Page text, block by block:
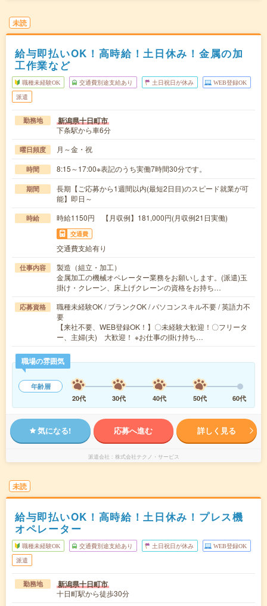
未読
給与即払いOK！高時給！土日休み！金属の加
工作業など
職種未経験OK 交通費別途支給あり 土日祝日が休み WEB登録OK
派遣
勤務地 新潟県十日町市
下条駅から車6分
曜日頻度 月～金・祝
時間 8:15～17:00※表記のうち実働7時間30分です。
期間
長期【ご応募から1週間以内(最短2日目)のスピード就業が可
能】即日～
時給 時給1150円 【月収例】181,000円(月収例21日実働)
交通費
交通費支給有り
仕事内容
製造（組立・加工）
金属加工の機械オペレーター業務をお願いします。(派遣)玉
掛け・クレーン、床上げクレーンの資格をお持ち…
応募資格
職種未経験OK / ブランクOK / パソコンスキル不要 / 英語力不
要
【来社不要、WEB登録OK！】〇未経験大歓迎！〇フリータ
ー、主婦(夫) 大歓迎！ ※お仕事の掛け持ち…
職場の雰囲気
年齢層
20代
30代 40代 50代 60代
気になる! 応募へ進む 詳しく見る
派遣会社 株式会社テクノ・サービス
未読
給与即払いOK！高時給！土日休み！プレス機
オペレーター
職種未経験OK 交通費別途支給あり 土日祝日が休み WEB登録OK
派遣
勤務地 新潟県十日町市
十日町駅から徒歩30分